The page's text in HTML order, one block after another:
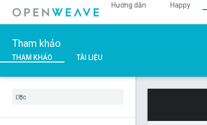
Hướng dẫn Happy
Tham khảo
THAM KHẢO TÀI LIỆU